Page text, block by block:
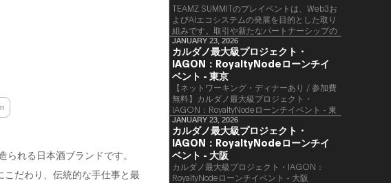
れる日本酒ブランドです。
だわり、伝統的な手仕事と最
る、特別な2日間となります。このたび、公
式アジェンダが公開されました。（※登壇者
のスケジュール等の都合により、開催までに
内容が変更となる可能性があります。）
TEAMZ SUMMITのプレイベントは、Web3お
よびAIエコシステムの発展を目的とした取り
組みです。​取引や新たなパートナーシップの
90％以上が対面で生まれることから、
TEAMZでは本イベント前に定員制の交流会
を開催し、リラックスした雰囲気の中で質の
高いネットワーキングを促進しています。
JANUARY 23, 2026
カルダノ最大級プロジェクト・
IAGON：RoyaltyNodeローンチイ
ベント - 東京
【ネットワーキング・ディナーあり / 参加費
無料】カルダノ最大級プロジェクト・
IAGON：RoyaltyNodeローンチイベント - 東
京
JANUARY 23, 2026
カルダノ最大級プロジェクト・
IAGON：RoyaltyNodeローンチイ
ベント - 大阪
​カルダノ最大級プロジェクト・IAGON：
RoyaltyNodeローンチイベント - 大阪